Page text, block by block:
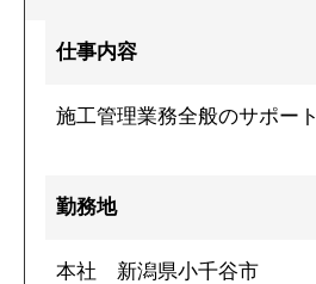
仕事内容
施工管理業務全般のサポート
勤務地
本社 新潟県小千谷市